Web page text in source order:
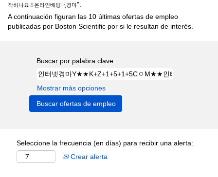
작하나요☃온라인배팅༾경마".
A continuación figuran las 10 últimas ofertas de empleo
publicadas por Boston Scientific por si le resultan de interés.
Buscar por palabra clave
Mostrar más opciones
Seleccione la frecuencia (en días) para recibir una alerta:
Crear alerta